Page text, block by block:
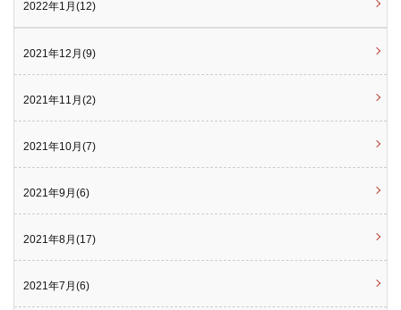
2022年1月(12)
2021年12月(9)
2021年11月(2)
2021年10月(7)
2021年9月(6)
2021年8月(17)
2021年7月(6)